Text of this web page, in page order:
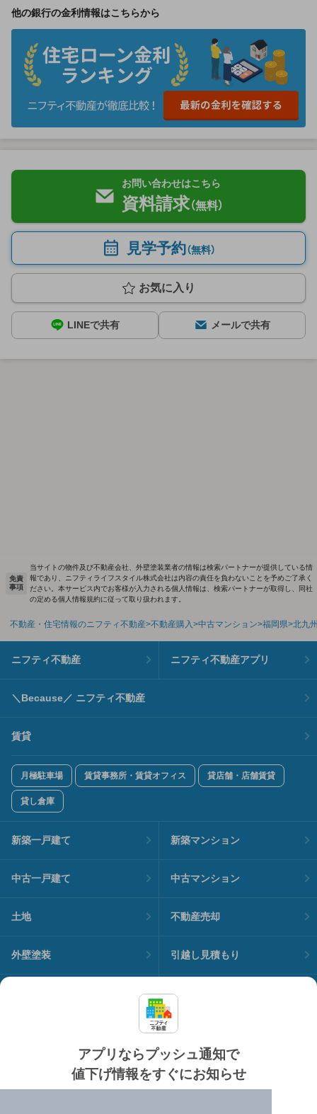
他の銀行の金利情報はこちらから
お問い合わせはこちら
資料請求（無料）
見学予約（無料）
お気に入り
LINEで共有 メールで共有
アプリならプッシュ通知で
値下げ情報をすぐにお知らせ
免責
事項
当サイトの物件及び不動産会社、外壁塗装業者の情報は検索パートナーが提供している情
報であり、ニフティライフスタイル株式会社は内容の責任を負わないことを予めご了承く
ださい。本サービス内でお客様が入力される個人情報は、検索パートナーが取得し、同社
の定める個人情報規約に従って取り扱われます。
不動産・住宅情報のニフティ不動産 不動産購入 中古マンション 福岡県 北九
ニフティ不動産 ニフティ不動産アプリ
＼Because／ ニフティ不動産
賃貸
月極駐車場 賃貸事務所・賃貸オフィス 貸店舗・店舗賃貸
貸し倉庫
新築一戸建て 新築マンション
中古一戸建て 中古マンション
土地 不動産売却
外壁塗装 引越し見積もり
カードローン
マンション情報
個人情報保護ポリシー 利用規約